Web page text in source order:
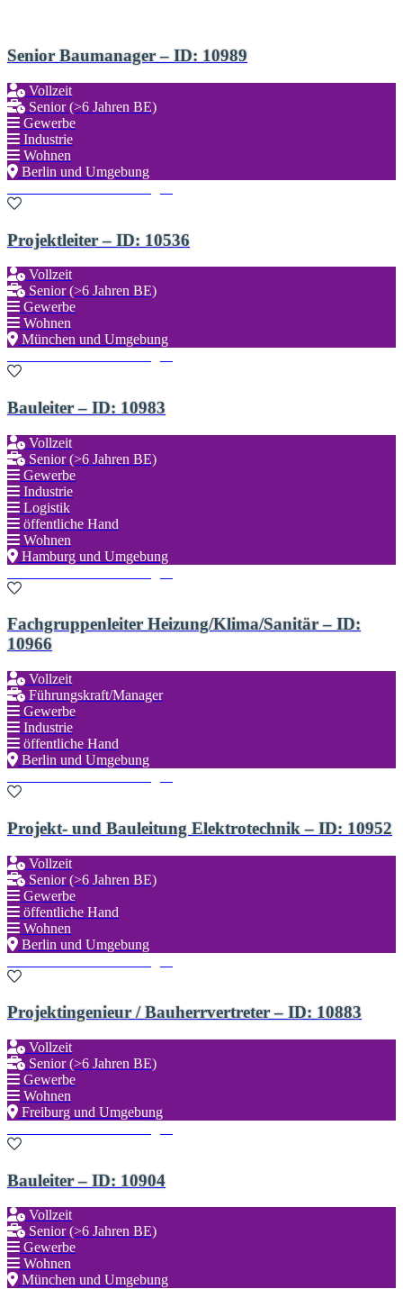
Senior Baumanager – ID: 10989
Vollzeit
Senior (>6 Jahren BE)
Gewerbe
Industrie
Wohnen
Berlin und Umgebung
Projektleiter – ID: 10536
Vollzeit
Senior (>6 Jahren BE)
Gewerbe
Wohnen
München und Umgebung
Bauleiter – ID: 10983
Vollzeit
Senior (>6 Jahren BE)
Gewerbe
Industrie
Logistik
öffentliche Hand
Wohnen
Hamburg und Umgebung
Fachgruppenleiter Heizung/Klima/Sanitär – ID:
10966
Vollzeit
Führungskraft/Manager
Gewerbe
Industrie
öffentliche Hand
Berlin und Umgebung
Projekt- und Bauleitung Elektrotechnik – ID: 10952
Vollzeit
Senior (>6 Jahren BE)
Gewerbe
öffentliche Hand
Wohnen
Berlin und Umgebung
Projektingenieur / Bauherrvertreter – ID: 10883
Vollzeit
Senior (>6 Jahren BE)
Gewerbe
Wohnen
Freiburg und Umgebung
Bauleiter – ID: 10904
Vollzeit
Senior (>6 Jahren BE)
Gewerbe
Wohnen
München und Umgebung